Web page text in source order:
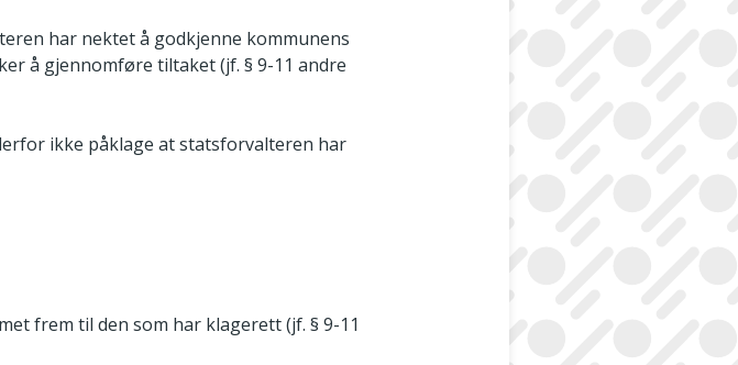
har nektet å godkjenne kommunens
å gjennomføre tiltaket (jf. § 9-11 andre
ikke påklage at statsforvalteren har
frem til den som har klagerett (jf. § 9-11